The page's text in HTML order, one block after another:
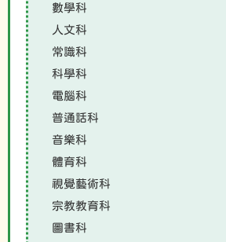
數學科
人文科
常識科
科學科
電腦科
普通話科
音樂科
體育科
視覺藝術科
宗教教育科
圖書科